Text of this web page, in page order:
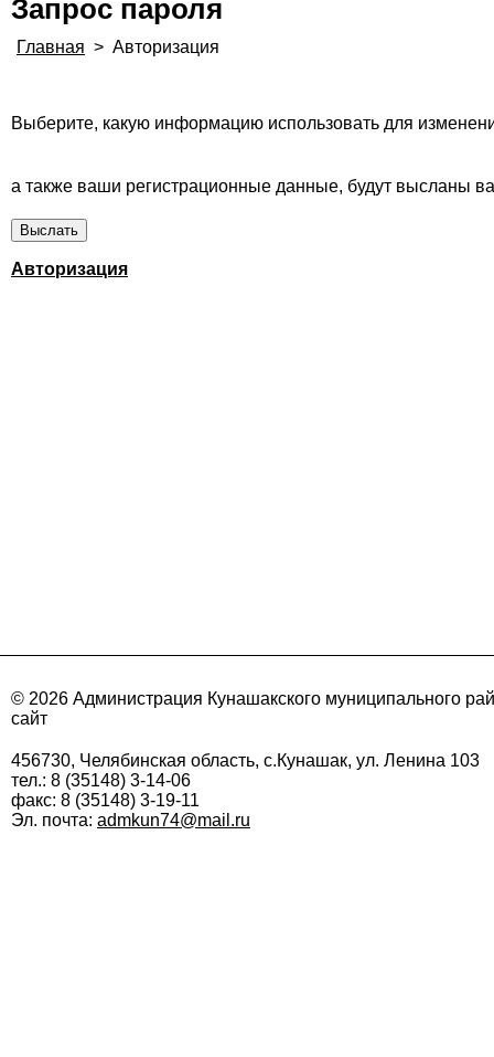
Запрос пароля
Главная > Авторизация
Выберите, какую информацию использовать для
а также ваши регистрационные данные, будут высланы
Авторизация
© 2026 Администрация Кунашакского муниципального
сайт
456730, Челябинская область, с.Кунашак, ул. Ленина 103
тел.: 8 (35148) 3-14-06
факс: 8 (35148) 3-19-11
Эл. почта: admkun74@mail.ru